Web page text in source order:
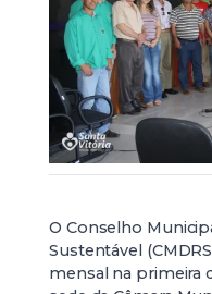
O Conselho
Sustentável
mensal na primeira